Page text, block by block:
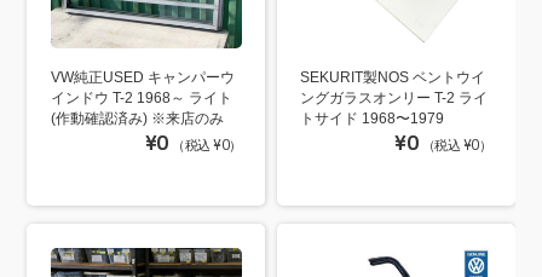
VW純正USED キャンパーウ
インドウ T-2 1968～ ライト
(作動確認済み) ※来店のみ
¥0 （税込 ¥0）
SEKURIT製NOS ベントウイ
ングガラスオンリー T-2 ライ
トサイド 1968〜1979
¥0 （税込 ¥0）